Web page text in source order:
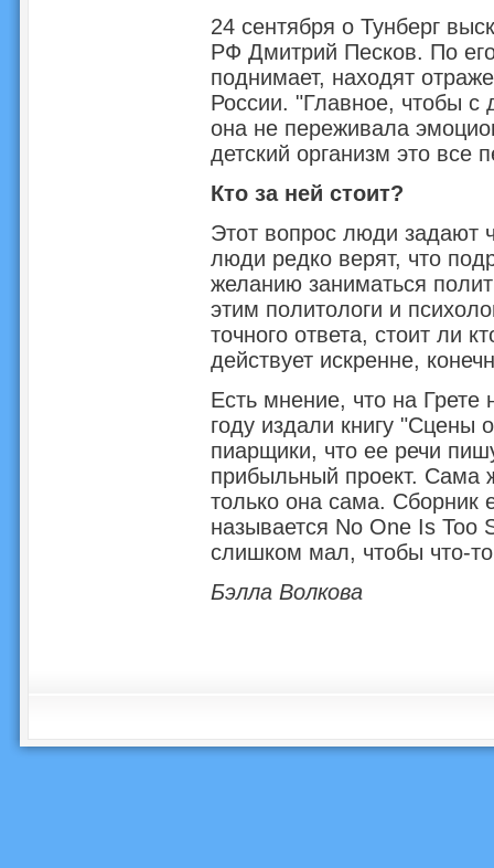
24 сентября о Тунберг
РФ Дмитрий Песков. По
поднимает, находят
России. "Главное, чтобы с
она не переживала
детский организм это
Кто за ней стоит?
Этот вопрос люди задают
люди редко верят, что
желанию заниматься
этим политологи и
точного ответа, стоит ли
действует искренне,
Есть мнение, что на
году издали книгу "Сцены
пиарщики, что ее речи
прибыльный проект. Сама
только она сама. Сборник
называется No One Is
слишком мал, чтобы что-
Бэлла Волкова